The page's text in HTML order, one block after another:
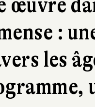
:
les